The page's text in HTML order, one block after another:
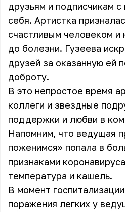
друзьям и подписчикам
себя. Артистка
счастливым человеком и
до болезни. Гузеева
друзей за оказанную ей
доброту.
В это непростое время
коллеги и звездные
поддержки и любви в
Напомним, что ведущая
поженимся» попала в
признаками
температура и кашель.
В момент
поражения легких у